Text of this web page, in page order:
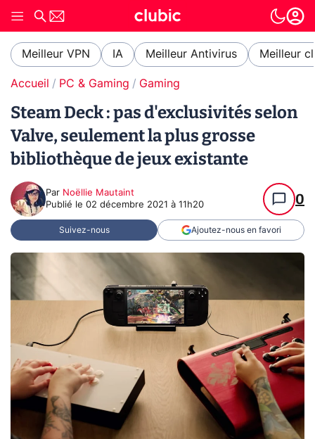
Meilleur VPN IA Meilleur Antivirus Meilleur
Accueil PC & Gaming Gaming
Steam Deck : pas d'exclusivités selon
Valve, seulement la plus grosse
bibliothèque de jeux existante
Par Noëllie Mautaint
Publié le 02 décembre 2021 à 11h20 0
Suivez-nous Ajoutez-nous en favori